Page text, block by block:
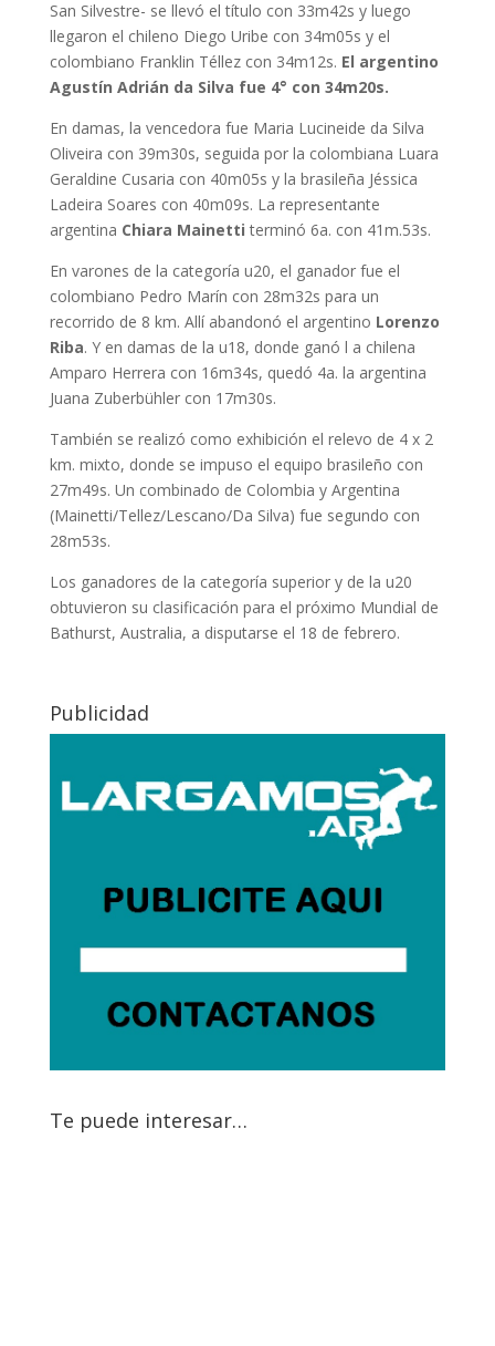
San Silvestre- se llevó el título con 33m42s y luego
llegaron el chileno Diego Uribe con 34m05s y el
colombiano Franklin Téllez con 34m12s. El argentino
Agustín Adrián da Silva fue 4° con 34m20s.
En damas, la vencedora fue Maria Lucineide da Silva
Oliveira con 39m30s, seguida por la colombiana Luara
Geraldine Cusaria con 40m05s y la brasileña Jéssica
Ladeira Soares con 40m09s. La representante
argentina Chiara Mainetti terminó 6a. con 41m.53s.
En varones de la categoría u20, el ganador fue el
colombiano Pedro Marín con 28m32s para un
recorrido de 8 km. Allí abandonó el argentino Lorenzo
Riba. Y en damas de la u18, donde ganó l a chilena
Amparo Herrera con 16m34s, quedó 4a. la argentina
Juana Zuberbühler con 17m30s.
También se realizó como exhibición el relevo de 4 x 2
km. mixto, donde se impuso el equipo brasileño con
27m49s. Un combinado de Colombia y Argentina
(Mainetti/Tellez/Lescano/Da Silva) fue segundo con
28m53s.
Los ganadores de la categoría superior y de la u20
obtuvieron su clasificación para el próximo Mundial de
Bathurst, Australia, a disputarse el 18 de febrero.
Publicidad
Te puede interesar…